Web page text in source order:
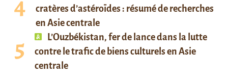
cratères d’astéroïdes : résumé de recherches
en Asie centrale
L’Ouzbékistan, fer de lance dans la lutte
contre le trafic de biens culturels en Asie
centrale